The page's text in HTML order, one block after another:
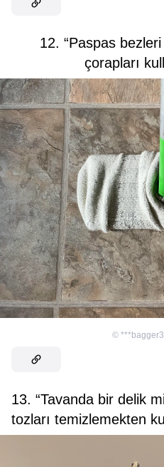
12. “Paspas
çorapları
©
13. “Tavanda bir delik
tozları temizlemekten